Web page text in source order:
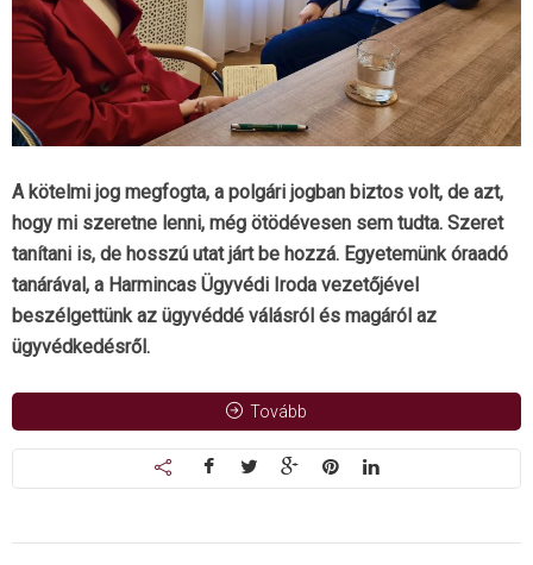
A kötelmi jog megfogta, a polgári jogban biztos volt, de azt,
hogy mi szeretne lenni, még ötödévesen sem tudta. Szeret
tanítani is, de hosszú utat járt be hozzá. Egyetemünk óraadó
tanárával, a Harmincas Ügyvédi Iroda vezetőjével
beszélgettünk az ügyvéddé válásról és magáról az
ügyvédkedésről.
Tovább